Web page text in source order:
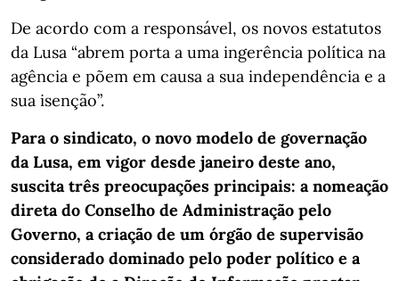
De acordo com a responsável, os novos estatutos
da Lusa “abrem porta a uma ingerência política na
agência e põem em causa a sua independência e a
sua isenção”.
Para o sindicato, o novo modelo de governação
da Lusa, em vigor desde janeiro deste ano,
suscita três preocupações principais: a nomeação
direta do Conselho de Administração pelo
Governo, a criação de um órgão de supervisão
considerado dominado pelo poder político e a